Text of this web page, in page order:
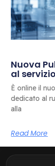
Nuova
al
È online il
dedicato al
alla
Read More